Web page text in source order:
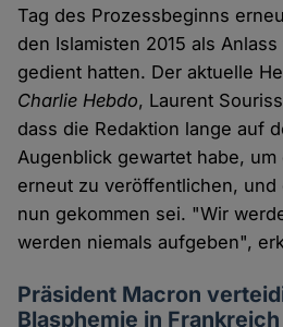
Tag des Prozessbeginns
den Islamisten 2015 als
gedient hatten. Der aktuelle
Charlie Hebdo, Laurent
dass die Redaktion lange auf
Augenblick gewartet habe, um
erneut zu veröffentlichen,
nun gekommen sei. "Wir
werden niemals aufgeben",
Präsident Macron
Blasphemie in Frankreich